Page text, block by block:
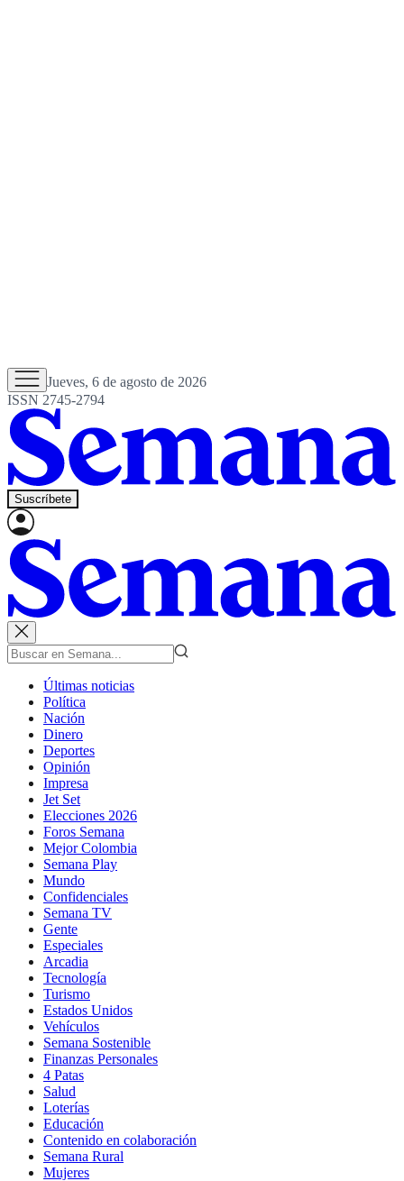
Jueves, 6 de agosto de 2026
ISSN 2745-2794
Suscríbete
Últimas noticias
Política
Nación
Dinero
Deportes
Opinión
Impresa
Jet Set
Elecciones 2026
Foros Semana
Mejor Colombia
Semana Play
Mundo
Confidenciales
Semana TV
Gente
Especiales
Arcadia
Tecnología
Turismo
Estados Unidos
Vehículos
Semana Sostenible
Finanzas Personales
4 Patas
Salud
Loterías
Educación
Contenido en colaboración
Semana Rural
Mujeres